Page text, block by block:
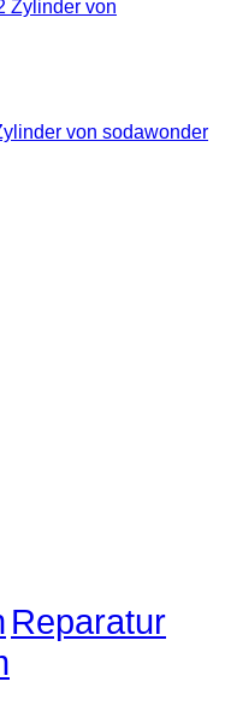
von sodawonder
Reparatur